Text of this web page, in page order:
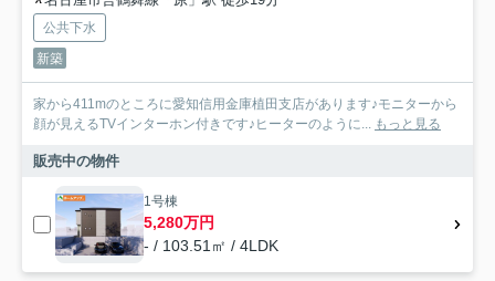
公共下水
新築
家から411mのところに愛知信用金庫植田支店があります♪モニターから
顔が見えるTVインターホン付きです♪ヒーターのように... もっと見る
販売中の物件
1号棟
5,280万円
- / 103.51㎡ / 4LDK